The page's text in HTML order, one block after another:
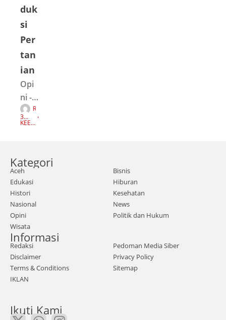
duk
si
Per
tan
ian
Opi
ni -
Sens
us
n
2023
me
milik
i
pera
nan
pent
ing
dala
upa
R
A
3
TAH
KEEP
Kategori
Aceh
Bisnis
Edukasi
Hiburan
Histori
Kesehatan
Nasional
News
Opini
Politik dan Hukum
Wisata
Informasi
Redaksi
Pedoman Media Siber
Disclaimer
Privacy Policy
Terms & Conditions
Sitemap
IKLAN
Ikuti Kami